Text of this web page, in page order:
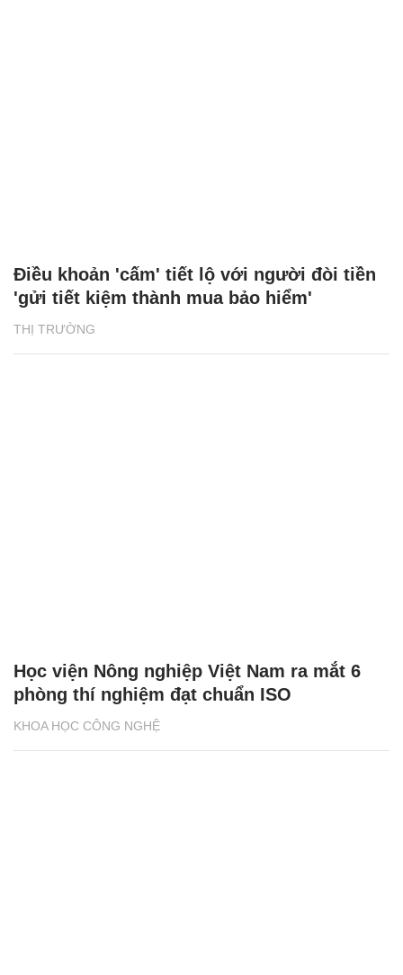
THỊ TRƯỜNG
Điều khoản 'cấm' tiết lộ với người đòi tiền
'gửi tiết kiệm thành mua bảo hiểm'
KHOA HỌC CÔNG NGHỆ
Học viện Nông nghiệp Việt Nam ra mắt 6
phòng thí nghiệm đạt chuẩn ISO